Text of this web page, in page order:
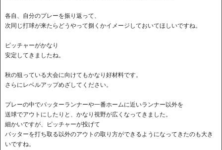
各自、自分のプレーを振り返って、
次同じ打球が来たらどうやって捌くかイメージしておいてほしいですね。
ピッチャーがかなり
安定してきましたね。
秋の狙っている大会に向けてもかなり好材料です。
さらにレベルアップめざしてください。
プレーの中でバッターランナーや一番ホームに近いランナー以外を
送球でアウトにしたりと、かなり視野が広くなってきました。
細かいですが、ピッチャーが投げて
バッターを打ち取る以外のアウトの取り方ができるようになってきたのも大き
いですね。